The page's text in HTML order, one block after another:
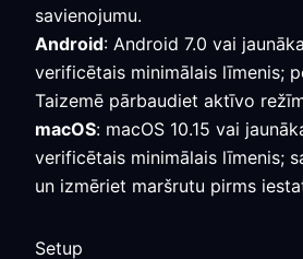
savienojumu.
Android: Android 7.0 vai
verificētais minimālais līmenis;
Taizemē pārbaudiet aktīvo
macOS: macOS 10.15 vai
verificētais minimālais līmenis;
un izmēriet maršrutu pirms
Setup